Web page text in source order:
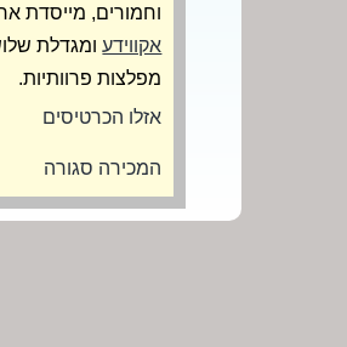
וחמורים, מייסדת
אקווידעומגדלת
מפלצות פרוותיות.
אזלו הכרטיסים
המכירה סגורה